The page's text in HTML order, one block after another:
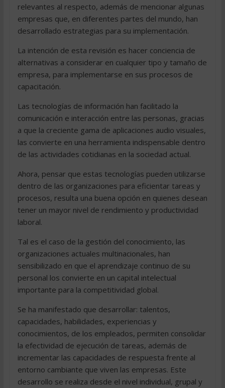
relevantes al respecto, además de mencionar algunas
empresas que, en diferentes partes del mundo, han
desarrollado estrategias para su implementación.
La intención de esta revisión es hacer conciencia de
alternativas a considerar en cualquier tipo y tamaño de
empresa, para implementarse en sus procesos de
capacitación.
Las tecnologías de información han facilitado la
comunicación e interacción entre las personas, gracias
a que la creciente gama de aplicaciones audio visuales,
las convierte en una herramienta indispensable dentro
de las actividades cotidianas en la sociedad actual.
Ahora, pensar que estas tecnologías pueden utilizarse
dentro de las organizaciones para eficientar tareas y
procesos, resulta una buena opción en quienes desean
tener un mayor nivel de rendimiento y productividad
laboral.
Tal es el caso de la gestión del conocimiento, las
organizaciones actuales multinacionales, han
sensibilizado en que el aprendizaje continuo de su
personal los convierte en un capital intelectual
importante para la competitividad global.
Se ha manifestado que desarrollar: talentos,
capacidades, habilidades, experiencias y
conocimientos, de los empleados, permiten consolidar
la efectividad de ejecución de tareas, además de
incrementar las capacidades de respuesta frente al
entorno cambiante que viven las empresas. Este
desarrollo se realiza desde el nivel individual, grupal y